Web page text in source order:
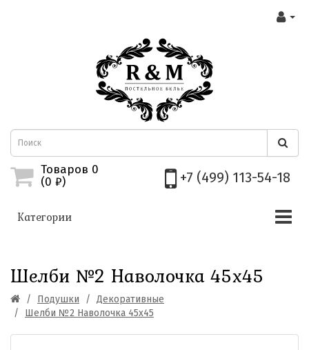
Товаров 0
(0 ₽) +7 (499) 113-54-18
Категории
Шелби №2 Наволочка 45х45
Подушки
Декоративные
Шелби №2 Наволочка 45х45